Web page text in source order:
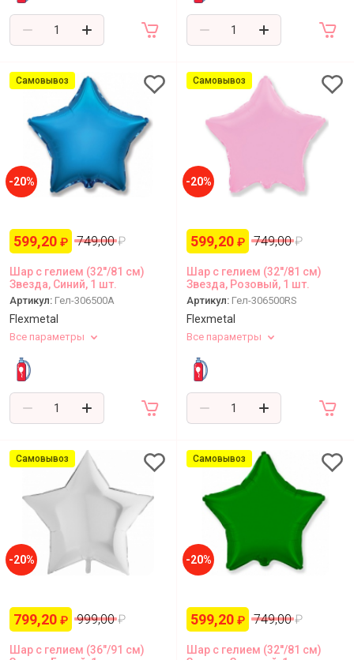
Самовывоз
-20%
599,20 ₽ 749,00 ₽
Шар с гелием (32''/81 см)
Звезда, Синий, 1 шт.
Артикул: Гел-306500A
Flexmetal
Все параметры
Самовывоз
-20%
599,20 ₽ 749,00 ₽
Шар с гелием (32''/81 см)
Звезда, Розовый, 1 шт.
Артикул: Гел-306500RS
Flexmetal
Все параметры
Самовывоз
-20%
799,20 ₽ 999,00 ₽
Шар с гелием (36"/91 см)
Самовывоз
-20%
599,20 ₽ 749,00 ₽
Шар с гелием (32''/81 см)